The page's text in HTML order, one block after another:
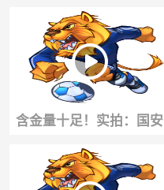
的假射扣球应该是最好的
一批人吧？
含金量十足！实拍：国安
大将阿不都海米提这次解
围堪比进球